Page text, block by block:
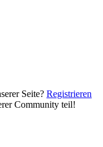
Seite? Registrieren
Community teil!